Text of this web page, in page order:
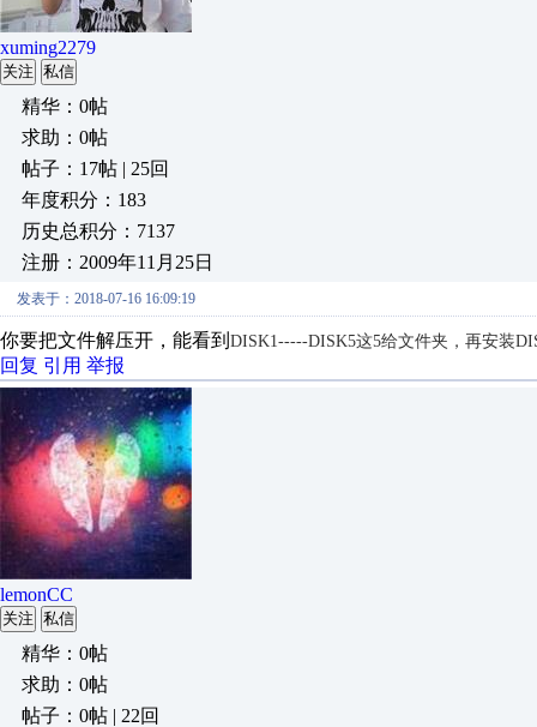
xuming2279
关注 私信
精华：0帖
求助：0帖
帖子：17帖 | 25回
年度积分：183
历史总积分：7137
注册：2009年11月25日
发表于：2018-07-16 16:09:19
你要把文件解压开，能看到 DISK1-----DISK5这5给文件夹，再安装
回复 引用 举报
lemonCC
关注 私信
精华：0帖
求助：0帖
帖子：0帖 | 22回